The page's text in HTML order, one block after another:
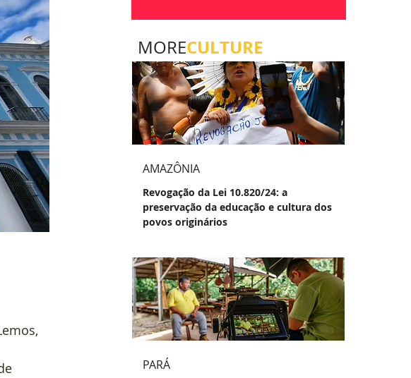
MORECULTURE
AMAZÔNIA
Revogação da Lei 10.820/24: a
preservação da educação e cultura dos
povos originários
PARÁ